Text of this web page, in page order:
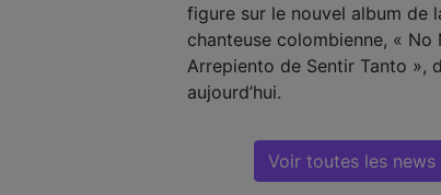
figure sur le nouvel album de
chanteuse colombienne, « No
Arrepiento de Sentir Tanto »,
aujourd’hui.
Voir toutes les news